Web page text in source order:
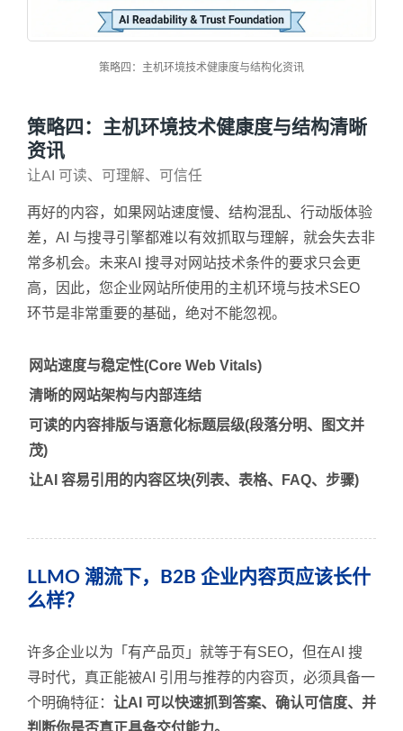
策略四：主机环境技术健康度与结构化资讯
策略四：主机环境技术健康度与结构清晰
资讯
让AI 可读、可理解、可信任
再好的内容，如果网站速度慢、结构混乱、行动版体验
差，AI 与搜寻引擎都难以有效抓取与理解，就会失去非
常多机会。未来AI 搜寻对网站技术条件的要求只会更
高，因此，您企业网站所使用的主机环境与技术SEO
环节是非常重要的基础，绝对不能忽视。
网站速度与稳定性(Core Web Vitals)
清晰的网站架构与内部连结
可读的内容排版与语意化标题层级(段落分明、图文并
茂)
让AI 容易引用的内容区块(列表、表格、FAQ、步骤)
LLMO 潮流下，B2B 企业内容页应该长什
么样？
许多企业以为「有产品页」就等于有SEO，但在AI 搜
寻时代，真正能被AI 引用与推荐的内容页，必须具备一
个明确特征： 让AI 可以快速抓到答案、确认可信度、并
判断你是否真正具备交付能力。